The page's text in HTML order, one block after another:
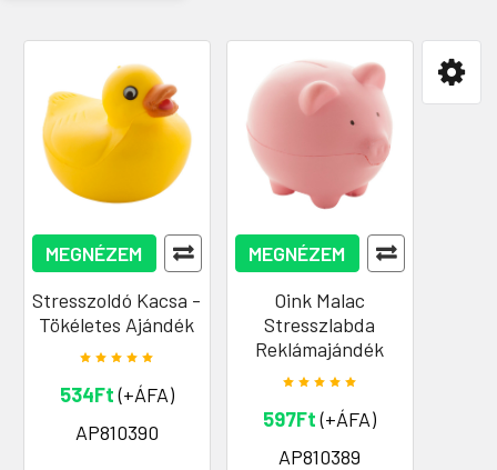
MEGNÉZEM
Stresszoldó Kacsa -
Tökéletes Ajándék
534Ft(+ÁFA)
AP810390
MEGNÉZEM
Oink Malac
Stresszlabda
Reklámajándék
597Ft(+ÁFA)
AP810389